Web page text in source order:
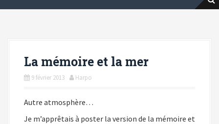
La mémoire et la mer
9 février 2013 Harpo
Autre atmosphère…
Je m’apprêtais à poster la version de la mémoire et